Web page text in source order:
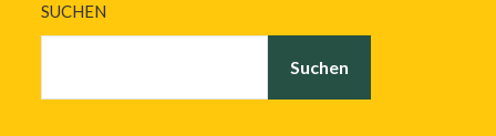
SUCHEN
Suchen